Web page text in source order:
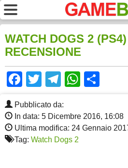
WATCH DOGS 2
RECENSIONE
Facebook
TwitterTelegram
Pubblicato da:
In data: 5 Dicembre 2016, 16:08
Ultima modifica: 24 Gennaio
Tag: Watch Dogs 2